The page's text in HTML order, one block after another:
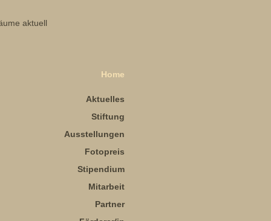
Home
Aktuelles
Stiftung
Ausstellungen
Fotopreis
Stipendium
Mitarbeit
Partner